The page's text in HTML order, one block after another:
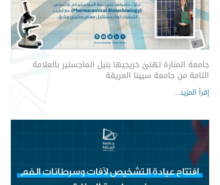
جامعة المنارة تهنئ خريجيها بنيل الماجستير بالعلامة
التامة من جامعة سيينا العريقة
إقرأ المزيد...